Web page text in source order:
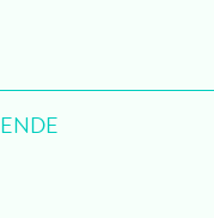
ENDE